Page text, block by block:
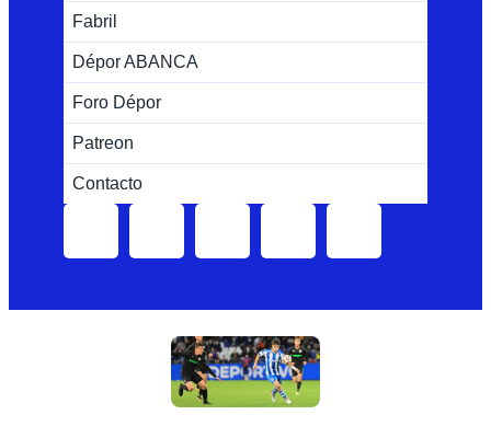
Fabril
Dépor ABANCA
Foro Dépor
Patreon
Contacto